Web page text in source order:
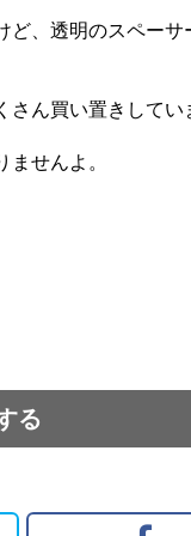
ど、透明のスペー
ん買い置きしてい
ませんよ。
る